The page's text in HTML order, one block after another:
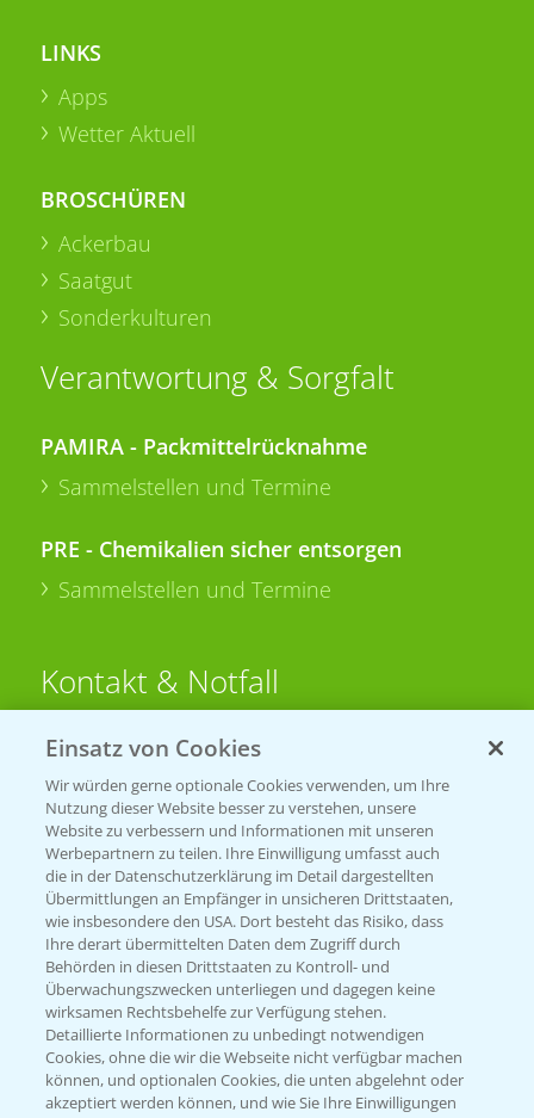
LINKS
Apps
Wetter Aktuell
BROSCHÜREN
Ackerbau
Saatgut
Sonderkulturen
Verantwortung & Sorgfalt
PAMIRA - Packmittelrücknahme
Sammelstellen und Termine
PRE - Chemikalien sicher entsorgen
Sammelstellen und Termine
Kontakt & Notfall
Beratung auf WhatsApp
T.+49 (0)174 346 564 1
KONTAKT
Hilfe in Notfällen
T.+49 (0)214/30-20220
Einsatz von Cookies
Wir würden gerne optionale Cookies verwenden, um Ihre
Nutzung dieser Website besser zu verstehen, unsere
Website zu verbessern und Informationen mit unseren
Werbepartnern zu teilen. Ihre Einwilligung umfasst auch
die in der Datenschutzerklärung im Detail dargestellten
Übermittlungen an Empfänger in unsicheren Drittstaaten,
wie insbesondere den USA. Dort besteht das Risiko, dass
Ihre derart übermittelten Daten dem Zugriff durch
Behörden in diesen Drittstaaten zu Kontroll- und
Überwachungszwecken unterliegen und dagegen keine
wirksamen Rechtsbehelfe zur Verfügung stehen.
Detaillierte Informationen zu unbedingt notwendigen
Cookies, ohne die wir die Webseite nicht verfügbar machen
können, und optionalen Cookies, die unten abgelehnt oder
akzeptiert werden können, und wie Sie Ihre Einwilligungen